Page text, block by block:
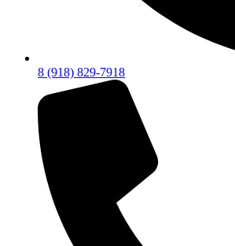
8 (918) 829-7918